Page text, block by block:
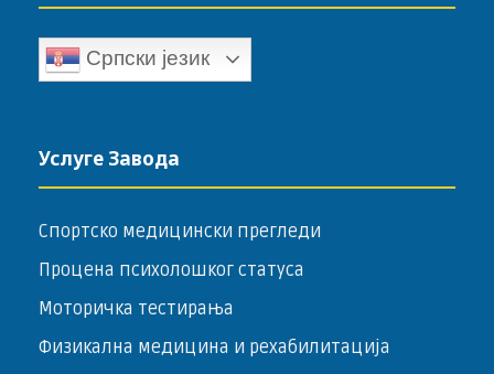
Српски језик
Услуге Завода
Спортско медицински прегледи
Процена психолошког статуса
Моторичка тестирања
Физикална медицина и рехабилитација